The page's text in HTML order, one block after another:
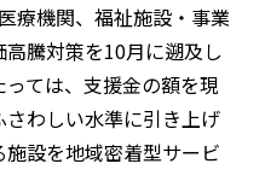
療機関、福祉施設・事業
騰対策を10月に遡及し
ては、支援金の額を現
わしい水準に引き上げ
設を地域密着型サービ